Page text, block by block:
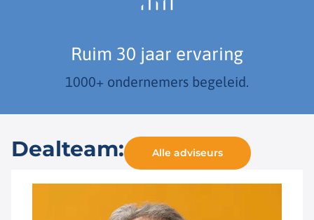
Ruim 30 jaar ervaring
1000+ ondernemers begeleid.
Dealteam: Alle adviseurs